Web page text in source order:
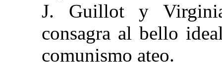
J. Guillot y
consagra al bello
comunismo ateo.